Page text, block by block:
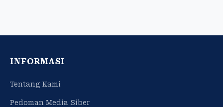
INFORMASI
Tentang Kami
Pedoman Media Siber